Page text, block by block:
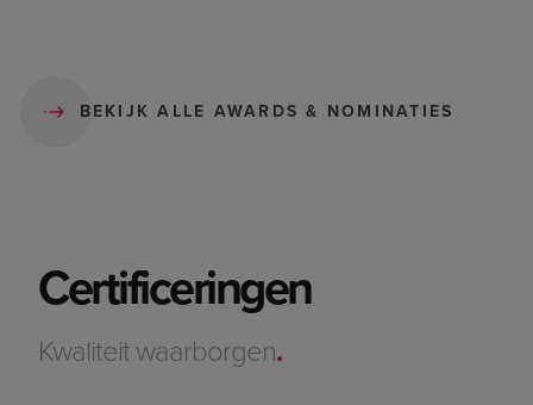
BEKIJK ALLE AWARDS & NOMINATIES
Certificeringen
Kwaliteit waarborgen.